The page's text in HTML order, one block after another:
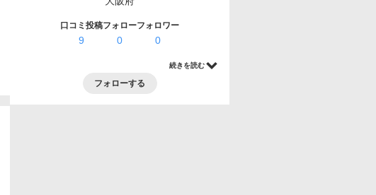
口コミ投稿
9
フォロー
0
フォロワー
0
続きを読む
フォローする